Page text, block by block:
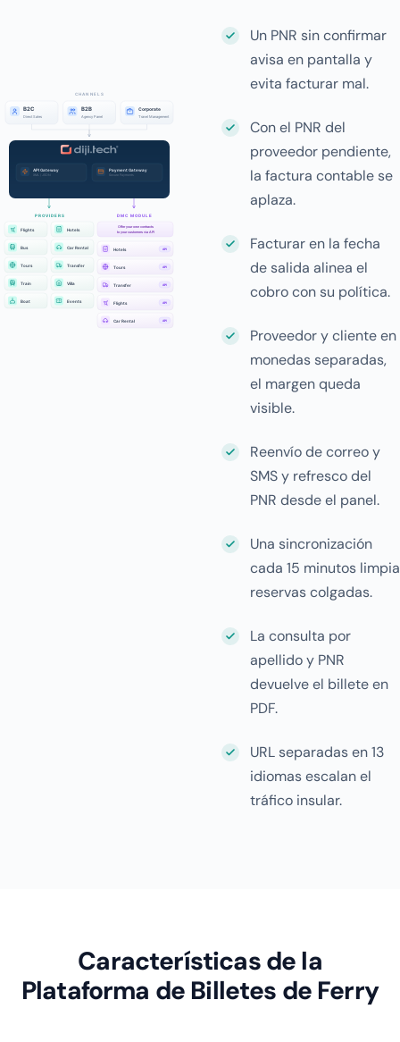
Un PNR sin confirmar
avisa en pantalla y
evita facturar mal.
Con el PNR del
proveedor pendiente,
la factura contable se
aplaza.
Facturar en la fecha
de salida alinea el
cobro con su política.
Proveedor y cliente en
monedas separadas,
el margen queda
visible.
Reenvío de correo y
SMS y refresco del
PNR desde el panel.
Una sincronización
cada 15 minutos limpia
reservas colgadas.
La consulta por
apellido y PNR
devuelve el billete en
PDF.
URL separadas en 13
idiomas escalan el
tráfico insular.
Características de la
Plataforma de Billetes de Ferry